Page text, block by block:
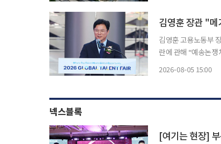
김영훈 장관 "
김영훈 고용노동부
란에 관해 “예송논
2026-08-05 15:00
넥스블록